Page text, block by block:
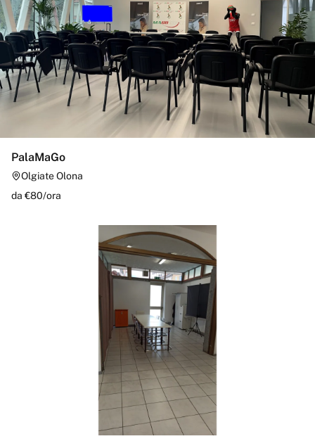
PalaMaGo
Olgiate Olona
da €80/ora